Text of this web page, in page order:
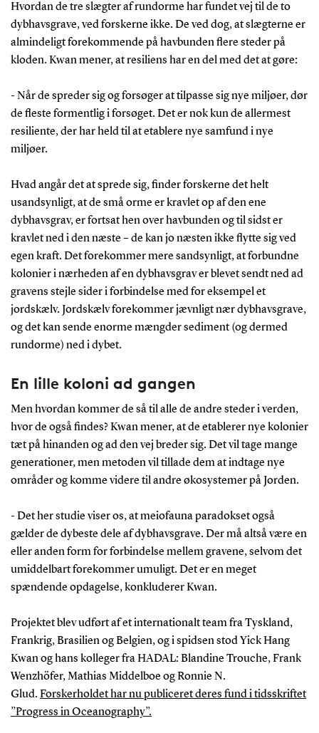
Hvordan de tre slægter af rundorme har fundet vej til de to
dybhavsgrave, ved forskerne ikke. De ved dog, at slægterne er
almindeligt forekommende på havbunden flere steder på
kloden. Kwan mener, at resiliens har en del med det at gøre:
- Når de spreder sig og forsøger at tilpasse sig nye miljøer, dør
de fleste formentlig i forsøget. Det er nok kun de allermest
resiliente, der har held til at etablere nye samfund i nye
miljøer.
Hvad angår det at sprede sig, finder forskerne det helt
usandsynligt, at de små orme er kravlet op af den ene
dybhavsgrav, er fortsat hen over havbunden og til sidst er
kravlet ned i den næste – de kan jo næsten ikke flytte sig ved
egen kraft. Det forekommer mere sandsynligt, at forbundne
kolonier i nærheden af en dybhavsgrav er blevet sendt ned ad
gravens stejle sider i forbindelse med for eksempel et
jordskælv. Jordskælv forekommer jævnligt nær dybhavsgrave,
og det kan sende enorme mængder sediment (og dermed
rundorme) ned i dybet.
En lille koloni ad gangen
Men hvordan kommer de så til alle de andre steder i verden,
hvor de også findes? Kwan mener, at de etablerer nye kolonier
tæt på hinanden og ad den vej breder sig. Det vil tage mange
generationer, men metoden vil tillade dem at indtage nye
områder og komme videre til andre økosystemer på Jorden.
- Det her studie viser os, at meiofauna paradokset også
gælder de dybeste dele af dybhavsgrave. Der må altså være en
eller anden form for forbindelse mellem gravene, selvom det
umiddelbart forekommer umuligt. Det er en meget
spændende opdagelse, konkluderer Kwan.
Projektet blev udført af et internationalt team fra Tyskland,
Frankrig, Brasilien og Belgien, og i spidsen stod Yick Hang
Kwan og hans kolleger fra HADAL: Blandine Trouche, Frank
Wenzhöfer, Mathias Middelboe og Ronnie N.
Glud. Forskerholdet har nu publiceret deres fund i tidsskriftet
”Progress in Oceanography”.